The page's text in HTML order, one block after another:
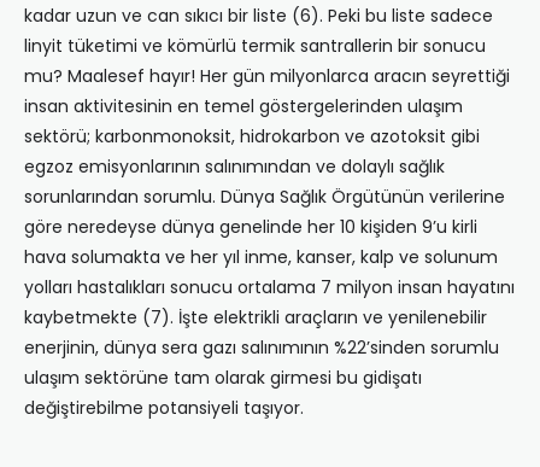
kadar uzun ve can sıkıcı bir liste (6). Peki bu liste sadece
linyit tüketimi ve kömürlü termik santrallerin bir sonucu
mu? Maalesef hayır! Her gün milyonlarca aracın seyrettiği
insan aktivitesinin en temel göstergelerinden ulaşım
sektörü; karbonmonoksit, hidrokarbon ve azotoksit gibi
egzoz emisyonlarının salınımından ve dolaylı sağlık
sorunlarından sorumlu. Dünya Sağlık Örgütünün verilerine
göre neredeyse dünya genelinde her 10 kişiden 9’u kirli
hava solumakta ve her yıl inme, kanser, kalp ve solunum
yolları hastalıkları sonucu ortalama 7 milyon insan hayatını
kaybetmekte (7). İşte elektrikli araçların ve yenilenebilir
enerjinin, dünya sera gazı salınımının %22’sinden sorumlu
ulaşım sektörüne tam olarak girmesi bu gidişatı
değiştirebilme potansiyeli taşıyor.